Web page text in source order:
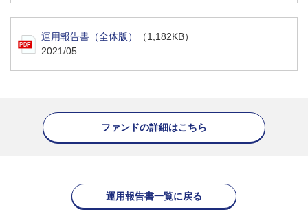
運用報告書（全体版）
（1,182KB）
2021/05
ファンドの詳細はこちら
運用報告書一覧に戻る